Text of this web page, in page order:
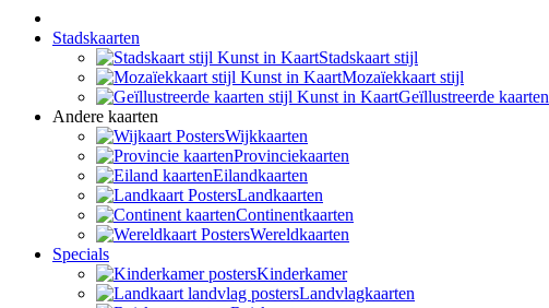
Stadskaarten
Stadskaart stijl
Mozaïekkaart stijl
Geïllustreerde kaarten
Andere kaarten
Wijkkaarten
Provinciekaarten
Eilandkaarten
Landkaarten
Continentkaarten
Wereldkaarten
Specials
Kinderkamer
Landvlagkaarten